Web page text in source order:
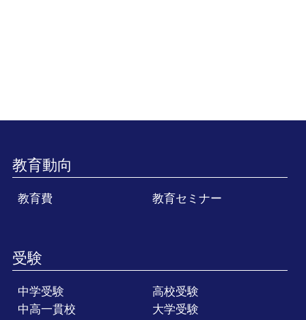
教育動向
教育費 教育セミナー
受験
中学受験
高校受験
中高一貫校
大学受験